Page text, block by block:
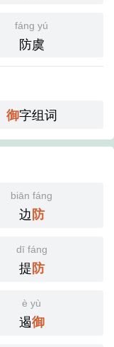
fáng yú
防虞
御字组词
biān fáng
边防
dī fáng
提防
è yù
遏御